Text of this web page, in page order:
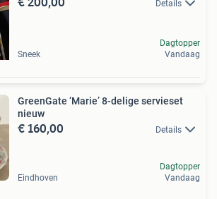
Details
Sneek
Dagtopper
Vandaag
GreenGate ‘Marie’ 8-delige servieset
nieuw
€ 160,00 Details
Eindhoven
Dagtopper
Vandaag